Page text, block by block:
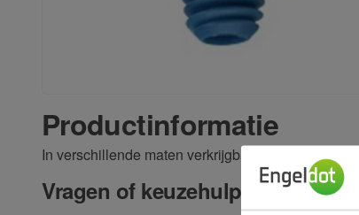
Productinformatie
In verschillende maten verkrijgbaar.
Vragen of keuzehulp?